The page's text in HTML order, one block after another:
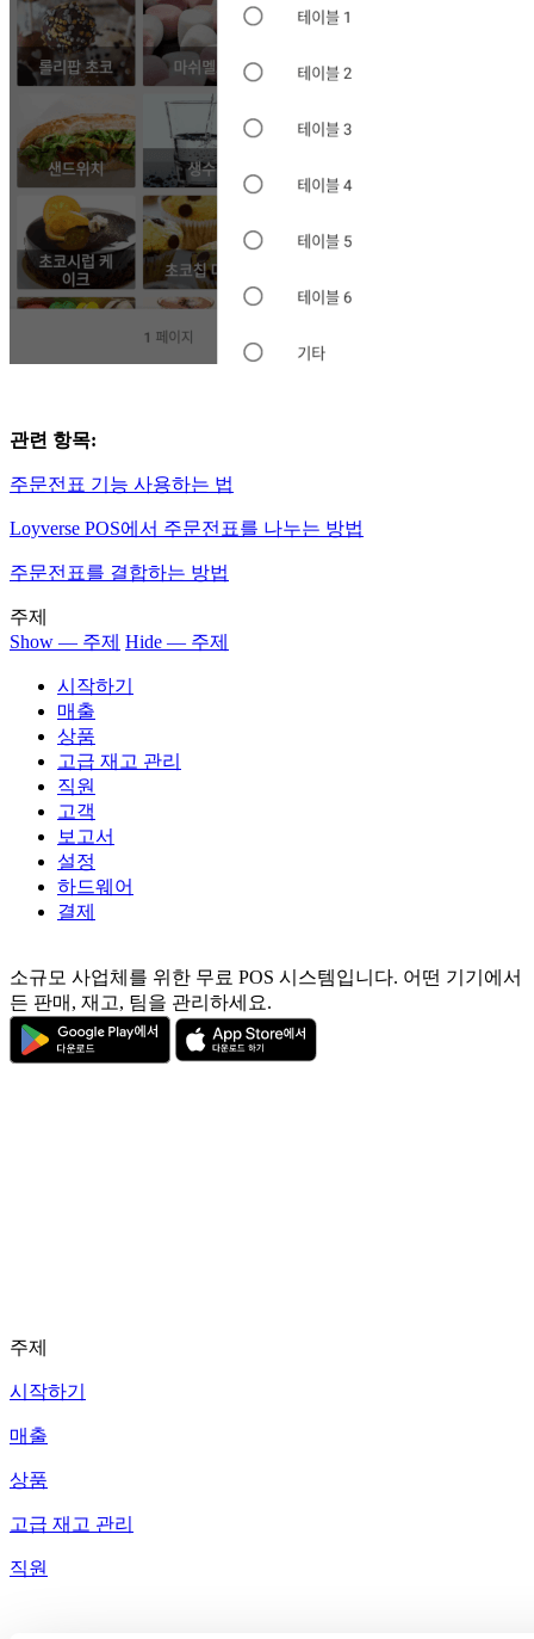
관련 항목:
주문전표 기능 사용하는 법
Loyverse POS에서 주문전표를 나누는 방법
주문전표를 결합하는 방법
주제
Show — 주제 Hide — 주제
시작하기
매출
상품
고급 재고 관리
직원
고객
보고서
설정
하드웨어
결제
소규모 사업체를 위한 무료 POS 시스템입니다. 어떤 기기에서
든 판매, 재고, 팀을 관리하세요.
주제
시작하기
매출
상품
고급 재고 관리
직원